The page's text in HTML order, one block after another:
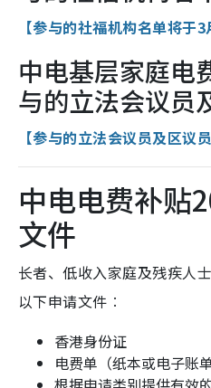
【参与的社福机构名单将于3
中电基层家庭电
与的立法会议员
【参与的立法会议员及区议
中电电费补贴
文件
长者、低收入家庭及残疾人
以下申请文件︰
香港身份证
电费单（纸本或电子账单